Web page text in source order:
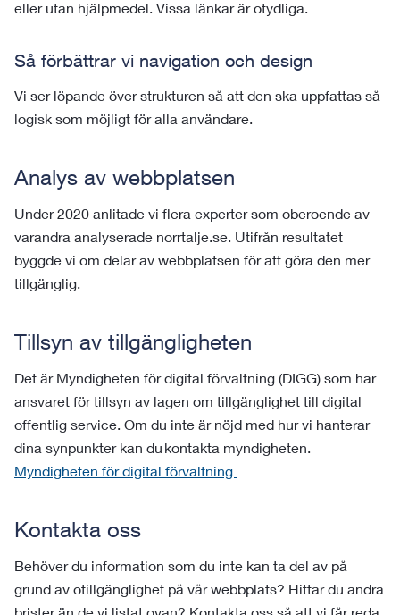
eller utan hjälpmedel. Vissa länkar är otydliga.
Så förbättrar vi navigation och design
Vi ser löpande över strukturen så att den ska uppfattas så
logisk som möjligt för alla användare.
Analys av webbplatsen
Under 2020 anlitade vi flera experter som oberoende av
varandra analyserade norrtalje.se. Utifrån resultatet
byggde vi om delar av webbplatsen för att göra den mer
tillgänglig.
Tillsyn av tillgängligheten
Det är Myndigheten för digital förvaltning (DIGG) som har
ansvaret för tillsyn av lagen om tillgänglighet till digital
offentlig service. Om du inte är nöjd med hur vi hanterar
dina synpunkter kan du kontakta myndigheten.
Myndigheten för digital förvaltning
Kontakta oss
Behöver du information som du inte kan ta del av på
grund av otillgänglighet på vår webbplats? Hittar du andra